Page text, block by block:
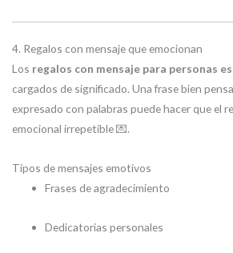
4. Regalos con mensaje que emocionan
Los regalos con mensaje para personas
cargados de significado. Una frase bien
expresado con palabras puede hacer que el
emocional irrepetible 💌.
Tipos de mensajes emotivos
Frases de agradecimiento
Dedicatorias personales